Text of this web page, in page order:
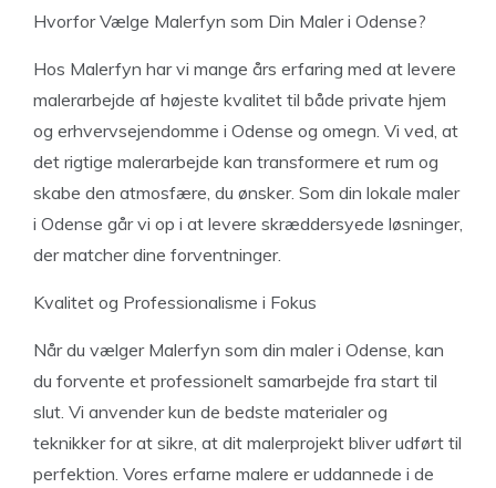
Hvorfor Vælge Malerfyn som Din Maler i Odense?
Hos Malerfyn har vi mange års erfaring med at levere
malerarbejde af højeste kvalitet til både private hjem
og erhvervsejendomme i Odense og omegn. Vi ved, at
det rigtige malerarbejde kan transformere et rum og
skabe den atmosfære, du ønsker. Som din lokale maler
i Odense går vi op i at levere skræddersyede løsninger,
der matcher dine forventninger.
Kvalitet og Professionalisme i Fokus
Når du vælger Malerfyn som din maler i Odense, kan
du forvente et professionelt samarbejde fra start til
slut. Vi anvender kun de bedste materialer og
teknikker for at sikre, at dit malerprojekt bliver udført til
perfektion. Vores erfarne malere er uddannede i de